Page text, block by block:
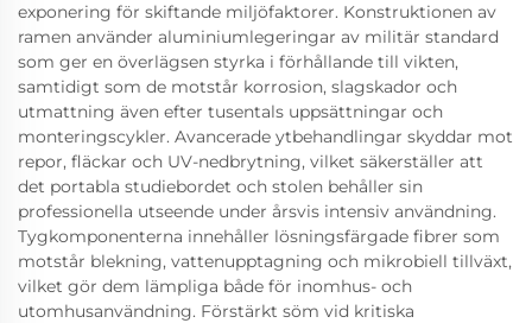
exponering för skiftande miljöfaktorer. Konstruktionen av
ramen använder aluminiumlegeringar av militär standard
som ger en överlägsen styrka i förhållande till vikten,
samtidigt som de motstår korrosion, slagskador och
utmattning även efter tusentals uppsättningar och
monteringscykler. Avancerade ytbehandlingar skyddar mot
repor, fläckar och UV-nedbrytning, vilket säkerställer att
det portabla studiebordet och stolen behåller sin
professionella utseende under årsvis intensiv användning.
Tygkomponenterna innehåller lösningsfärgade fibrer som
motstår blekning, vattenupptagning och mikrobiell tillväxt,
vilket gör dem lämpliga både för inomhus- och
utomhusanvändning. Förstärkt söm vid kritiska